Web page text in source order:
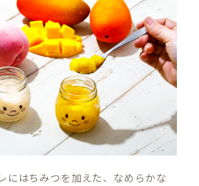
にはちみつを加えた、なめらかな